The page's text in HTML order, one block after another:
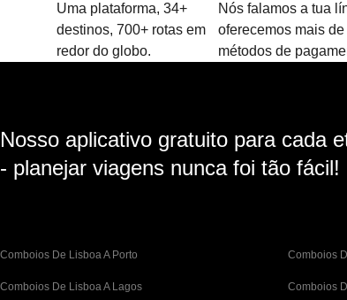
Uma plataforma, 34+
destinos, 700+ rotas em
redor do globo.
Nós falamos a tua
oferecemos mais de
métodos de
Nosso aplicativo gratuito para cada
- planejar viagens nunca foi tão fácil!
Comboios De Lisboa A Porto Comboios
Comboios De Lisboa A Lagos Comboios